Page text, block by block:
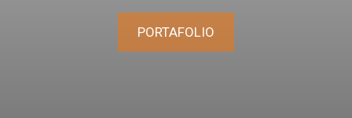
PORTAFOLIO